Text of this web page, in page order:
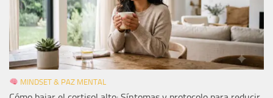
MINDSET & PAZ MENTAL